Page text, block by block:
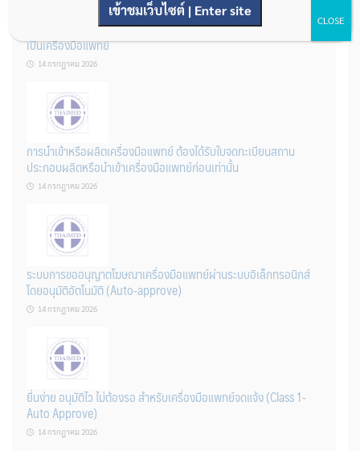
รู้หรือไม่? ผลิตภัณฑ์ชุดตรวจสําหรับตรวจสอบการปนเปื้อนแบบใดจัด
เป็นเครื่องมือแพทย์
14 กรกฎาคม 2026
การนำเข้าหรือผลิตเครื่องมือแพทย์ ต้องได้รับใบจดทะเบียนสถาน
ประกอบผลิตหรือนำเข้าเครื่องมือแพทย์ก่อนเท่านั้น
14 กรกฎาคม 2026
ระบบการขออนุญาตโฆษณาเครื่องมือแพทย์ผ่านระบบอิเล็กทรอนิกส์
โดยอนุมัติอัตโนมัติ (Auto-approve)
14 กรกฎาคม 2026
ยื่นง่าย อนุมัติไว ไม่ต้องรอ สำหรับเครื่องมือแพทย์จดแจ้ง (Class 1-
Auto Approve)
14 กรกฎาคม 2026
เข้าชมเว็บไซต์ | Enter site
CLOSE